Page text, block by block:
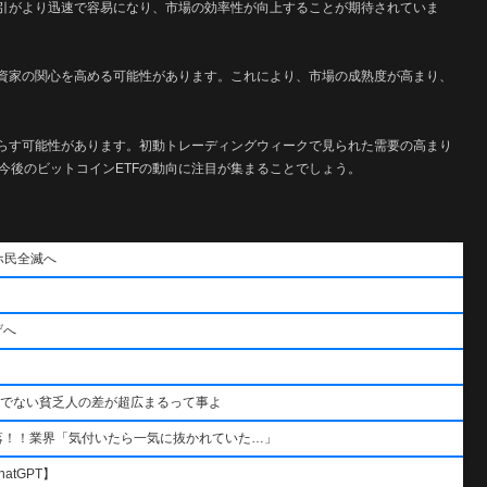
より迅速で容易になり、市場の効率性が向上することが期待されていま
の関心を高める可能性があります。これにより、市場の成熟度が高まり、
可能性があります。初動トレーディングウィークで見られた需要の高まり
のビットコインETFの動向に注目が集まることでしょう。
民全滅へ
へ
ない貧乏人の差が超広まるって事よ
！業界「気付いたら一気に抜かれていた…」
】